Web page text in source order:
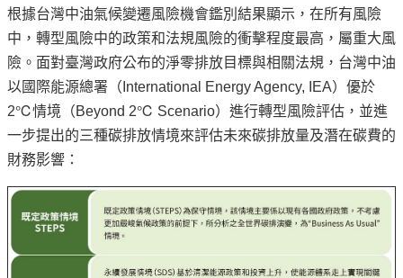
根據台灣中油氣候變遷風險機會鑑別結果顯示，在所有風險
中，轉型風險中的政策和法規風險的衝擊程度最高，屬重大風
險。面對臺灣政府公布的淨零排放目標與相關法規，台灣中油
以國際能源總署（International Energy Agency, IEA）優於
2℃情境（Beyond 2℃ Scenario）進行轉型風險評估，並進
一步提出的三種碳排放情境來評估未來碳排放量及潛在碳費的
財務影響：